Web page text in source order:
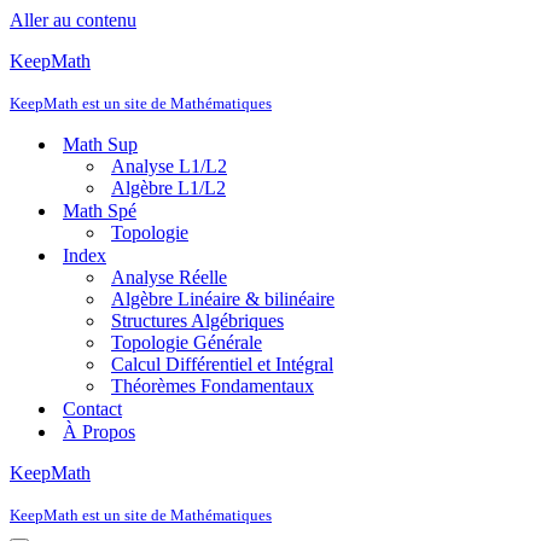
Aller au contenu
KeepMath
KeepMath est un site de Mathématiques
Math Sup
Analyse L1/L2
Algèbre L1/L2
Math Spé
Topologie
Index
Analyse Réelle
Algèbre Linéaire & bilinéaire
Structures Algébriques
Topologie Générale
Calcul Différentiel et Intégral
Théorèmes Fondamentaux
Contact
À Propos
KeepMath
KeepMath est un site de Mathématiques